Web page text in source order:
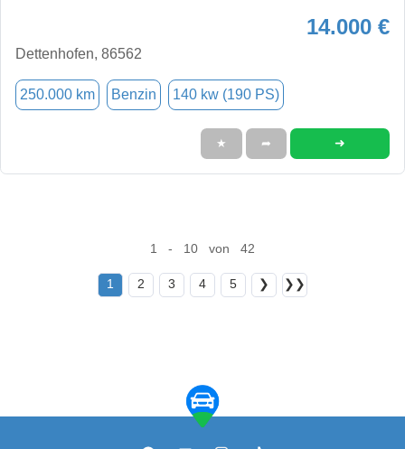
14.000 €
Dettenhofen, 86562
250.000 km Benzin 140 kw (190 PS)
★ ➦ ➜
1 - 10 von 42
1 2 3 4 5 ❯ ❯❯